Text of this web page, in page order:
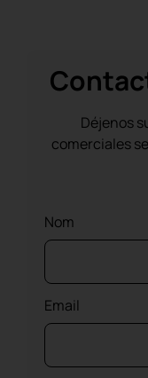
Déjenos
comerciales
Nom
Email